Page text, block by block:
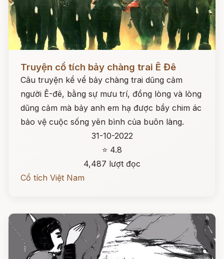
Truyện cổ tích bảy chàng trai Ê Đê
Câu truyện kể vể bảy chàng trai dũng cảm
người Ê-đê, bằng sự mưu trí, đồng lòng và lòng
dũng cảm mà bảy anh em hạ được bầy chim ác
bảo vệ cuộc sống yên bình của buôn làng.
31-10-2022
⭐ 4.8
4,487 lượt đọc
Cổ tích Việt Nam